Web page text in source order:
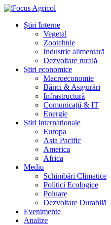
Știri Interne
Vegetal
Zootehnie
Industrie alimentară
Dezvoltare rurală
Știri economice
Macroeconomie
Bănci & Asigurări
Infrastructură
Comunicații & IT
Energie
Știri internationale
Europa
Asia Pacific
America
Africa
Mediu
Schimbări Climatice
Politici Ecologice
Poluare
Dezvoltare Durabilă
Evenimente
Analize